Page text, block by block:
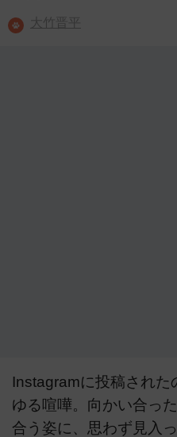
大竹晋平
Instagramに投稿された
ゆる喧嘩。向かい合っ
合う姿に、思わず見入